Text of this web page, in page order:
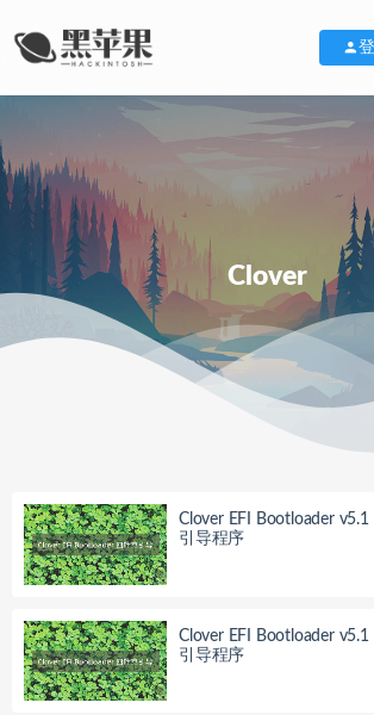
Clover
Clover EFI Bootloader
引导程序
Clover EFI Bootloader
引导程序